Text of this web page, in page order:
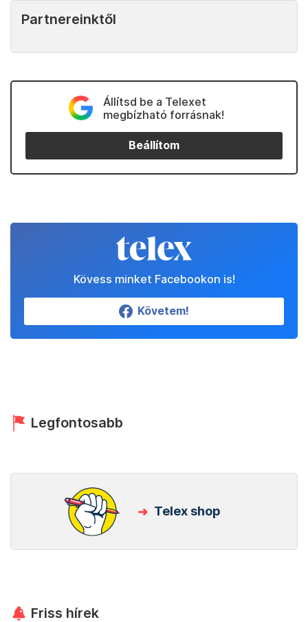
Partnereinktől
Állítsd be a Telexet
megbízható forrásnak!
Beállítom
Kövess minket Facebookon is!
Követem!
Legfontosabb
Telex shop
Friss hírek